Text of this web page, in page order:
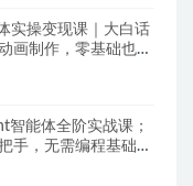
实操变现课｜大白话
画制作，零基础也能
智能体全阶实战课；
手，无需编程基础也